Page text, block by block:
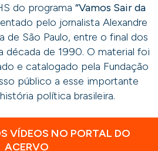
do programa “Vamos Sair da
pelo jornalista Alexandre
de São Paulo, entre o final dos
década de 1990. O material foi
e catalogado pela Fundação
público a esse importante
política brasileira.
VÍDEOS NO PORTAL DO
ACERVO